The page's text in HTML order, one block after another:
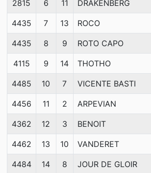
2815 6 11 DRAKENBERG
4435 7 13 ROCO
4435 8 9 ROTO CAPO
4115 9 14 THOTHO
4485 10 7 VICENTE BASTI
4456 11 2 ARPEVIAN
4362 12 3 BENOIT
4462 13 10 VANDERET
4484 14 8 JOUR DE GLOIR